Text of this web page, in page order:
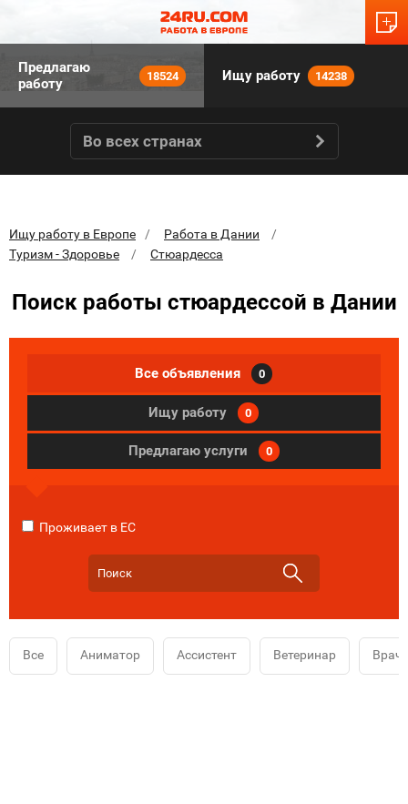
Предлагаю
работу
18524 Ищу работу 14238
Во всех странах
Ищу работу в Европе
Работа в Дании
Туризм - Здоровье
Стюардесса
Поиск работы стюардессой в Дании
Все объявления 0
Ищу работу 0
Предлагаю услуги 0
Проживает в ЕС
Все Аниматор Ассистент Ветеринар Врач